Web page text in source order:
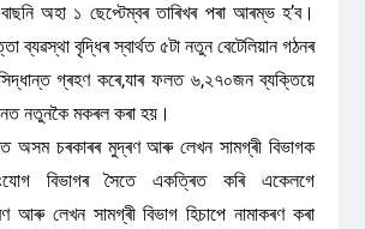
অহা ১ ছেপ্টেম্বৰ তাৰিখৰ পৰা আৰম্ভ হ’ব।
ব্যৱস্থা বৃদ্ধিৰ স্বাৰ্থত ৫টা নতুন বেটেলিয়ান গঠনৰ
সিদ্ধান্ত গ্ৰহণ কৰে,যাৰ ফলত ৬,২৭০জন ব্যক্তিয়ে
নতুনকৈ মকৰল কৰা হয়।
অসম চৰকাৰৰ মুদ্ৰণ আৰু লেখন সামগ্ৰী বিভাগক
বিভাগৰ সৈতে একত্ৰিত কৰি একেলগে
আৰু লেখন সামগ্ৰী বিভাগ হিচাপে নামাকৰণ কৰা